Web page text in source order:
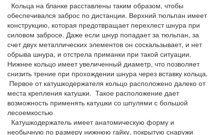
Кольца на бланке расставлены таким образом, чтобы
обеспечивался заброс по дистанции. Верхний тюльпан имеет
конструкцию, которая предотвращает перехлест шнура при
силовом забросе. Даже если шнур попадает за тюльпан, за
счет двух металлических элементов он соскальзывает, и нет
обрыва шнура, и отстрела приманки при такой ситуации.
Нижнее кольцо имеет увеличенный диаметр, что позволяет
снизить трение при прохождении шнура через вставку кольца.
Первое от катушкодержателя кольцо расположено далеко от
места крепления катушки. Такое расположение дает
возможность применять катушки со шпулями с большой
лесоемкостью
Катушкодержатель имеет анатомическую форму и
необычную по размеру нижнюю гайку, покрытую снаружи